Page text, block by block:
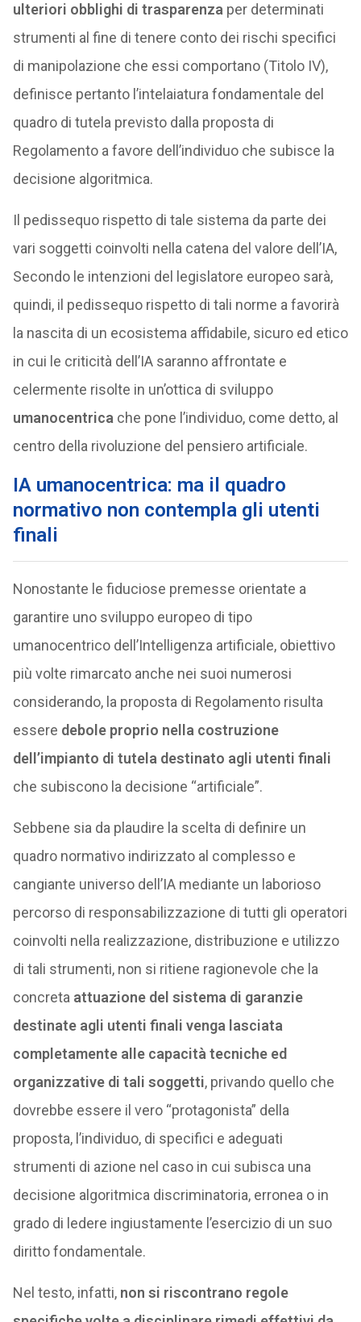
ulteriori obblighi di trasparenza per determinati
strumenti al fine di tenere conto dei rischi specifici
di manipolazione che essi comportano (Titolo IV),
definisce pertanto l’intelaiatura fondamentale del
quadro di tutela previsto dalla proposta di
Regolamento a favore dell’individuo che subisce la
decisione algoritmica.
Il pedissequo rispetto di tale sistema da parte dei
vari soggetti coinvolti nella catena del valore dell’IA,
Secondo le intenzioni del legislatore europeo sarà,
quindi, il pedissequo rispetto di tali norme a favorirà
la nascita di un ecosistema affidabile, sicuro ed etico
in cui le criticità dell’IA saranno affrontate e
celermente risolte in un’ottica di sviluppo
umanocentrica che pone l’individuo, come detto, al
centro della rivoluzione del pensiero artificiale.
IA umanocentrica: ma il quadro
normativo non contempla gli utenti
finali
Nonostante le fiduciose premesse orientate a
garantire uno sviluppo europeo di tipo
umanocentrico dell’Intelligenza artificiale, obiettivo
più volte rimarcato anche nei suoi numerosi
considerando, la proposta di Regolamento risulta
essere debole proprio nella costruzione
dell’impianto di tutela destinato agli utenti finali
che subiscono la decisione “artificiale”.
Sebbene sia da plaudire la scelta di definire un
quadro normativo indirizzato al complesso e
cangiante universo dell’IA mediante un laborioso
percorso di responsabilizzazione di tutti gli operatori
coinvolti nella realizzazione, distribuzione e utilizzo
di tali strumenti, non si ritiene ragionevole che la
concreta attuazione del sistema di garanzie
destinate agli utenti finali venga lasciata
completamente alle capacità tecniche ed
organizzative di tali soggetti, privando quello che
dovrebbe essere il vero “protagonista” della
proposta, l’individuo, di specifici e adeguati
strumenti di azione nel caso in cui subisca una
decisione algoritmica discriminatoria, erronea o in
grado di ledere ingiustamente l’esercizio di un suo
diritto fondamentale.
Nel testo, infatti, non si riscontrano regole